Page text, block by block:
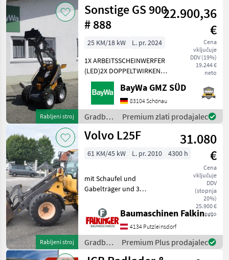
Prikaži
(38)
MARKETPLACE
Marketplace
Ponudbe
trgovcev
Mali
oglasi
Rabljeni stroj
Sonstige GS 900
# 888
22.900,36
€
Cena
vključuje
DDV (19%)
19.244 €
neto
25 KM/18 kW
L. pr. 2024
1X ARBEITSSCHEINWERFER
(LED)2X DOPPELTWIRKEND
MECHANISCHGEGENGEWICHT
UNTER DER TRITTGIANT
WERKZEUGAUFNAHMEMotor-
Moderner Kubota
Dreizylinderdieselmotor,
Typ
BayWa GMZ SÜD
83104 Schönau
Gradbeni
stroji /
Sonstige
Premium zlati prodajalec
Rabljeni stroj
Volvo L25F
31.080
€
Cena
vključuje
DDV
(stopnja
20%)
25.900 €
neto
61 KM/45 kW L. pr. 2010 4300 h
mit Schaufel und
Gabelträger und 3
Betriebsgewicht: 5200kg
Reifen 70% Der Volvo L25F
ist in einem guten
Zustand!! BAUMASCHINEN
FALKIN
Baumaschinen Falkinger
4134 Putzleinsdorf
Gradbeni
stroji /
Premium Plus prodajalec